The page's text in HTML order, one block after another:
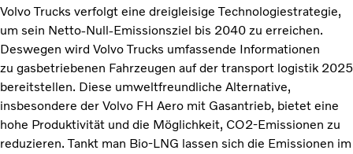
Volvo Trucks verfolgt eine dreigleisige Technologiestrategie,
um sein Netto-Null-Emissionsziel bis 2040 zu erreichen.
Deswegen wird Volvo Trucks umfassende Informationen
zu gasbetriebenen Fahrzeugen auf der transport logistik 2025
bereitstellen. Diese umweltfreundliche Alternative,
insbesondere der Volvo FH Aero mit Gasantrieb, bietet eine
hohe Produktivität und die Möglichkeit, CO2-Emissionen zu
reduzieren. Tankt man Bio-LNG lassen sich die Emissionen im